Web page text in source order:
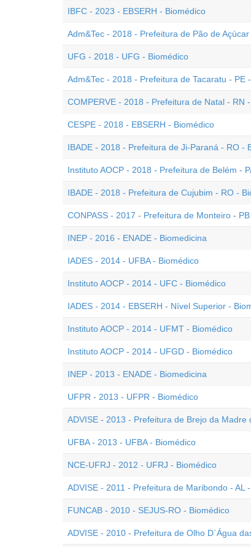
IBFC - 2023 - EBSERH - Biomédico
Adm&Tec - 2018 - Prefeitura de Pão de
UFG - 2018 - UFG - Biomédico
Adm&Tec - 2018 - Prefeitura de Tacaratu - PE
COMPERVE - 2018 - Prefeitura de Natal - RN
CESPE - 2018 - EBSERH - Biomédico
IBADE - 2018 - Prefeitura de Ji-Paraná - RO -
Instituto AOCP - 2018 - Prefeitura de Belém -
IBADE - 2018 - Prefeitura de Cujubim - RO -
CONPASS - 2017 - Prefeitura de Monteiro -
INEP - 2016 - ENADE - Biomedicina
IADES - 2014 - UFBA - Biomédico
Instituto AOCP - 2014 - UFC - Biomédico
IADES - 2014 - EBSERH - Nível Superior -
Instituto AOCP - 2014 - UFMT - Biomédico
Instituto AOCP - 2014 - UFGD - Biomédico
INEP - 2013 - ENADE - Biomedicina
UFPR - 2013 - UFPR - Biomédico
ADVISE - 2013 - Prefeitura de Brejo da Madre
UFBA - 2013 - UFBA - Biomédico
NCE-UFRJ - 2012 - UFRJ - Biomédico
ADVISE - 2011 - Prefeitura de Maribondo - AL
FUNCAB - 2010 - SEJUS-RO - Biomédico
ADVISE - 2010 - Prefeitura de Olho D`Água